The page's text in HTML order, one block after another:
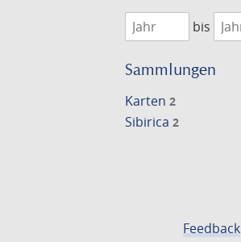
1720
bis
Sammlungen
Karten 2
Sibirica 2
Feedback